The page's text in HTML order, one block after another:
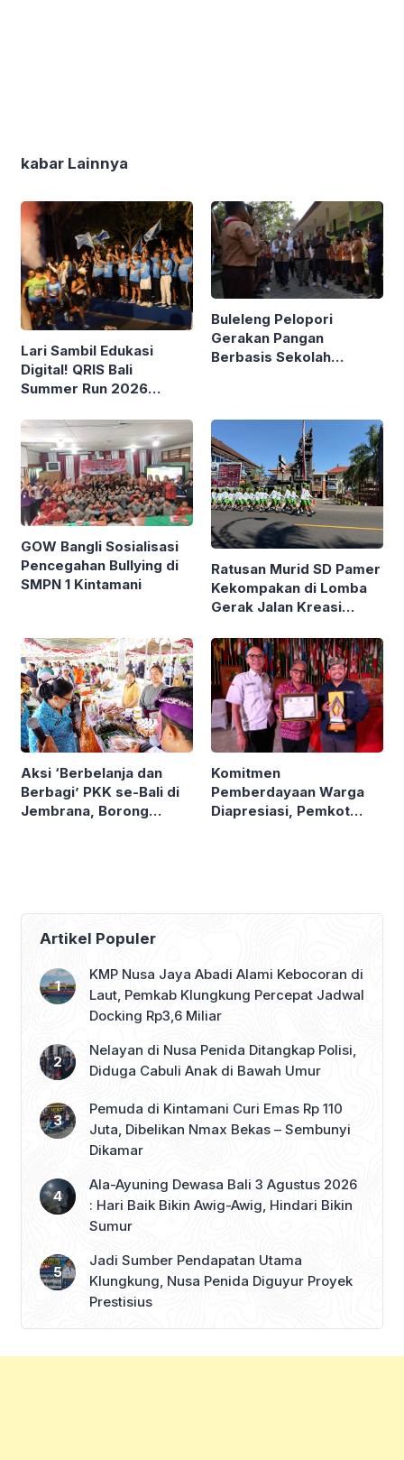
kabar Lainnya
Lari Sambil Edukasi
Digital! QRIS Bali
Summer Run 2026
Renon
Buleleng Pelopori
Gerakan Pangan
Berbasis Sekolah
GOW Bangli Sosialisasi
Pencegahan Bullying di
SMPN 1 Kintamani
Ratusan Murid SD Pamer
Kekompakan di Lomba
Gerak Jalan Kreasi
Aksi ‘Berbelanja dan
Berbagi’ PKK se-Bali di
Jembrana, Borong
Komitmen
Pemberdayaan Warga
Diapresiasi, Pemkot
Artikel Populer
KMP Nusa Jaya Abadi Alami Kebocoran di
Laut, Pemkab Klungkung Percepat Jadwal
Docking Rp3,6 Miliar
Nelayan di Nusa Penida Ditangkap Polisi,
Diduga Cabuli Anak di Bawah Umur
Pemuda di Kintamani Curi Emas Rp 110
Juta, Dibelikan Nmax Bekas – Sembunyi
Dikamar
Ala-Ayuning Dewasa Bali 3 Agustus 2026
: Hari Baik Bikin Awig-Awig, Hindari Bikin
Sumur
Jadi Sumber Pendapatan Utama
Klungkung, Nusa Penida Diguyur Proyek
Prestisius